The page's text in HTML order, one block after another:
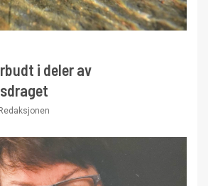
i deler av
Redaksjonen